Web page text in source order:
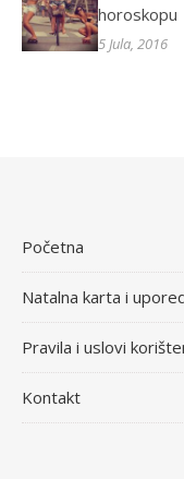
horoskopu
5 Jula, 2016
Početna
Natalna karta i
Pravila i uslovi
Kontakt